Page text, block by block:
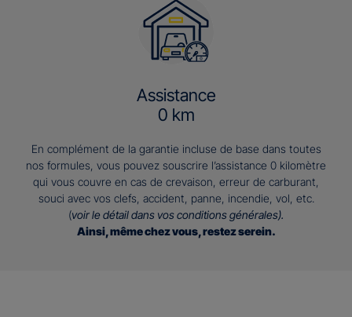
Assistance
0 km
En complément de la garantie incluse de base dans toutes
nos formules, vous pouvez souscrire l’assistance 0 kilomètre
qui vous couvre en cas de crevaison, erreur de carburant,
souci avec vos clefs, accident, panne, incendie, vol, etc.
(voir le détail dans vos conditions générales).
Ainsi, même chez vous, restez serein.